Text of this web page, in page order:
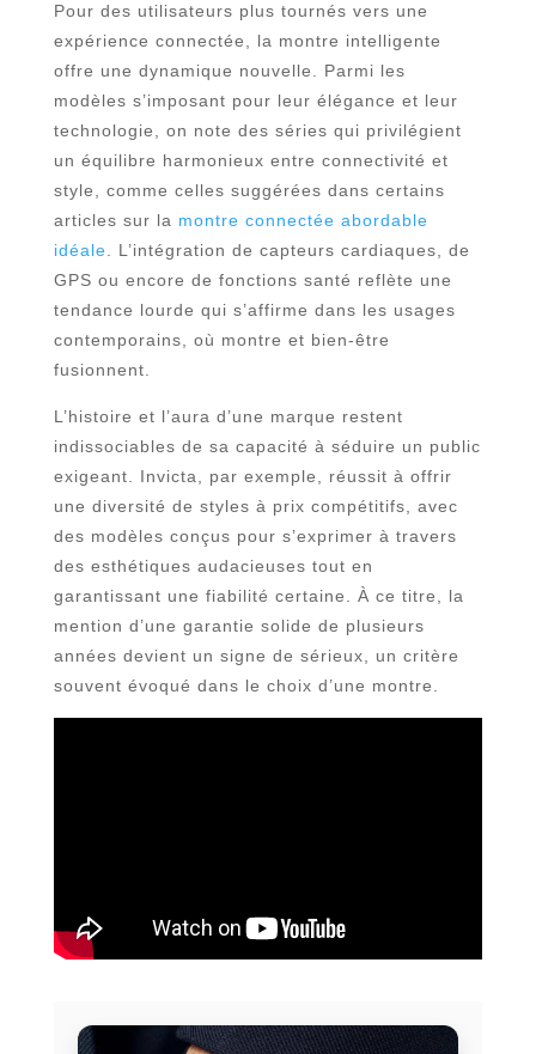
Pour des utilisateurs plus tournés vers une
expérience connectée, la montre intelligente
offre une dynamique nouvelle. Parmi les
modèles s’imposant pour leur élégance et leur
technologie, on note des séries qui privilégient
un équilibre harmonieux entre connectivité et
style, comme celles suggérées dans certains
articles sur la montre connectée abordable
idéale . L’intégration de capteurs cardiaques, de
GPS ou encore de fonctions santé reflète une
tendance lourde qui s’affirme dans les usages
contemporains, où montre et bien-être
fusionnent.
L’histoire et l’aura d’une marque restent
indissociables de sa capacité à séduire un public
exigeant. Invicta, par exemple, réussit à offrir
une diversité de styles à prix compétitifs, avec
des modèles conçus pour s’exprimer à travers
des esthétiques audacieuses tout en
garantissant une fiabilité certaine. À ce titre, la
mention d’une garantie solide de plusieurs
années devient un signe de sérieux, un critère
souvent évoqué dans le choix d’une montre.